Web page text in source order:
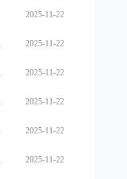
2025-11-22
2025-11-22
2025-11-22
2025-11-22
2025-11-22
2025-11-22